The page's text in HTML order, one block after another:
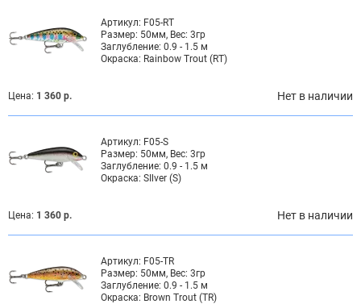
Артикул: F05-RT
Размер: 50мм, Вес: 3гр
Заглубление: 0.9 - 1.5 м
Окраска: Rainbow Trout (RT)
Цена: 1 360 р. Нет в наличии
Артикул: F05-S
Размер: 50мм, Вес: 3гр
Заглубление: 0.9 - 1.5 м
Окраска: SIlver (S)
Цена: 1 360 р. Нет в наличии
Артикул: F05-TR
Размер: 50мм, Вес: 3гр
Заглубление: 0.9 - 1.5 м
Окраска: Brown Trout (TR)